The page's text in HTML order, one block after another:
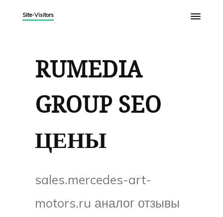
Site-Visitors
RUMEDIA
GROUP SEO
ЦЕНЫ
sales.mercedes-art-
motors.ru аналог отзывы